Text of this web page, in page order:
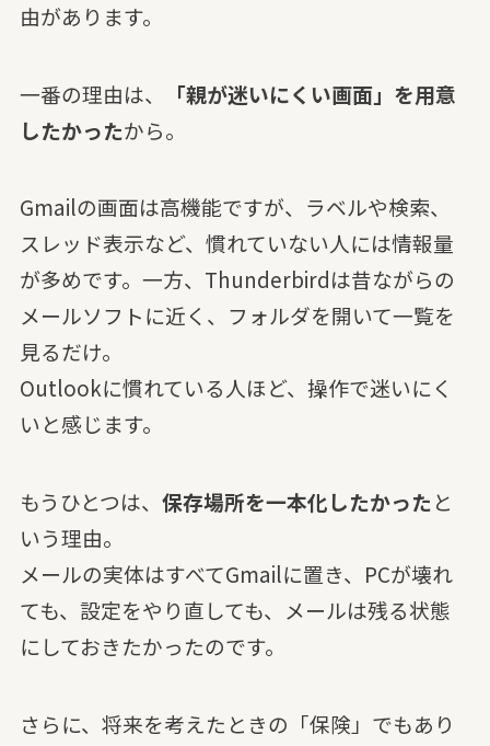
由があります。
一番の理由は、
「親が迷いにくい画面」を用意
したかったから。
Gmailの画面は高機能ですが、ラベルや検索、
スレッド表示など、慣れていない人には情報量
が多めです。一方、Thunderbirdは昔ながらの
メールソフトに近く、フォルダを開いて一覧を
見るだけ。
Outlookに慣れている人ほど、操作で迷いにく
いと感じます。
もうひとつは、 保存場所を一本化したかったと
いう理由。
メールの実体はすべてGmailに置き、PCが壊れ
ても、設定をやり直しても、メールは残る状態
にしておきたかったのです。
さらに、将来を考えたときの「保険」でもあり